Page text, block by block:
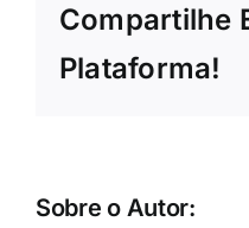
Compartilhe
Plataforma!
Sobre o Autor: